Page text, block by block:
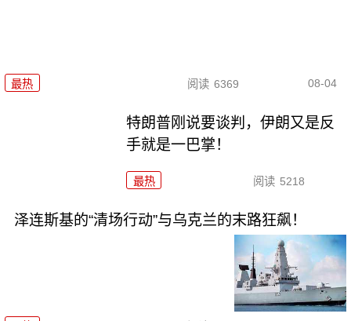
最热 阅读 6369 08-04
特朗普刚说要谈判，伊朗又是反
手就是一巴掌！
最热 阅读 5218
泽连斯基的“清场行动”与乌克兰的末路狂飙！